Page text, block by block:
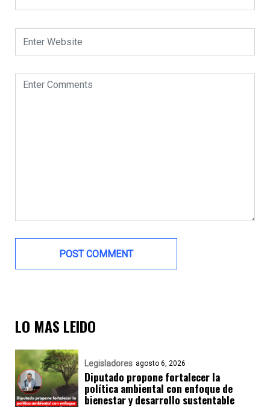
LO MAS LEIDO
Legisladores agosto 6, 2026
Diputado propone fortalecer la
política ambiental con enfoque de
bienestar y desarrollo sustentable